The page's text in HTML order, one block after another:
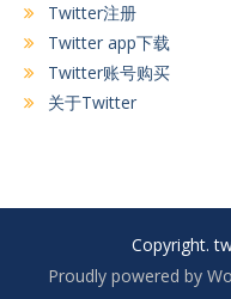
Twitter注册
Twitter app下载
Twitter账号购买
关于Twitter
Copyright.
Proudly powered by